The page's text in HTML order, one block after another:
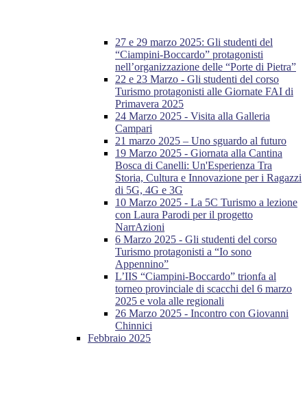
27 e 29 marzo 2025: Gli studenti del
“Ciampini-Boccardo” protagonisti
nell’organizzazione delle “Porte di Pietra”
22 e 23 Marzo - Gli studenti del corso
Turismo protagonisti alle Giornate FAI di
Primavera 2025
24 Marzo 2025 - Visita alla Galleria
Campari
21 marzo 2025 – Uno sguardo al futuro
19 Marzo 2025 - Giornata alla Cantina
Bosca di Canelli: Un'Esperienza Tra
Storia, Cultura e Innovazione per i Ragazzi
di 5G, 4G e 3G
10 Marzo 2025 - La 5C Turismo a lezione
con Laura Parodi per il progetto
NarrAzioni
6 Marzo 2025 - Gli studenti del corso
Turismo protagonisti a “Io sono
Appennino”
L’IIS “Ciampini-Boccardo” trionfa al
torneo provinciale di scacchi del 6 marzo
2025 e vola alle regionali
26 Marzo 2025 - Incontro con Giovanni
Chinnici
Febbraio 2025